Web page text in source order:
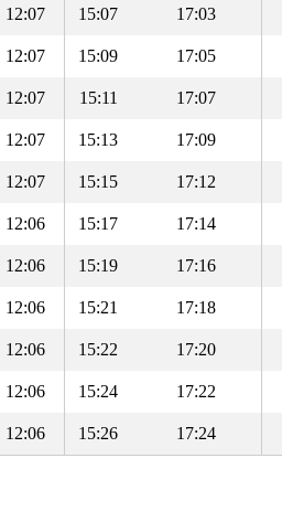
12:07 15:07 17:03
12:07 15:09 17:05
12:07 15:11 17:07
12:07 15:13 17:09
12:07 15:15 17:12
12:06 15:17 17:14
12:06 15:19 17:16
12:06 15:21 17:18
12:06 15:22 17:20
12:06 15:24 17:22
12:06 15:26 17:24